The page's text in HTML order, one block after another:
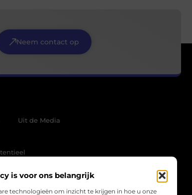
is voor ons belangrijk
technologieën om inzicht te krijgen in hoe u onze
Neem contact op
Uit de Media